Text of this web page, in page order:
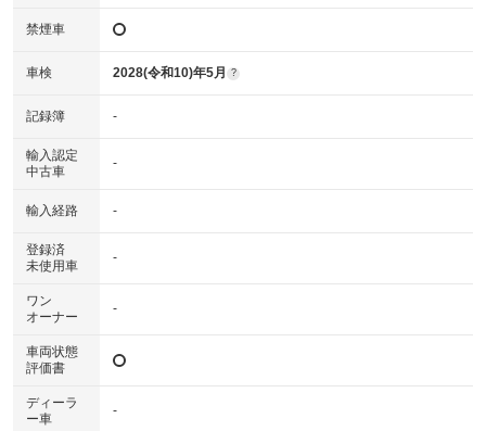
禁煙車
車検 2028(令和10)年5月 ?
記録簿 -
輸入認定
中古車
-
輸入経路 -
登録済
未使用車
-
ワン
オーナー
-
車両状態
評価書
ディーラ
ー車
-